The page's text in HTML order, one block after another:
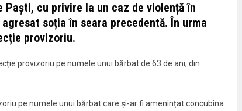
cu privire la un caz de violență în
soția în seara precedentă. În urma
provizoriu.
provizoriu pe numele unui bărbat de 63 de ani, din
pe numele unui bărbat care și-ar fi amenințat concubina